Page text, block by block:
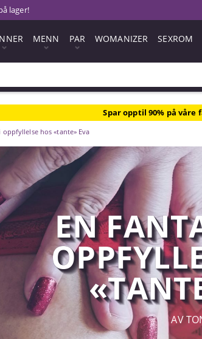
lager!
MENN PAR WOMANIZER SEXROM
Spar opptil 90% på
oppfyllelse hos «tante» Eva
EN
AV